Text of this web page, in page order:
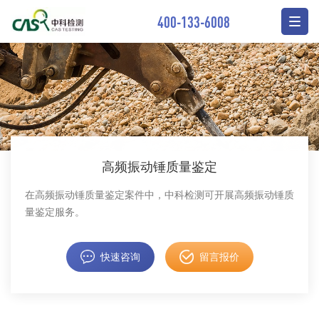
400-133-6008
高频振动锤质量鉴定
在高频振动锤质量鉴定案件中，中科检测可开展高频振动锤质
量鉴定服务。
快速咨询 留言报价